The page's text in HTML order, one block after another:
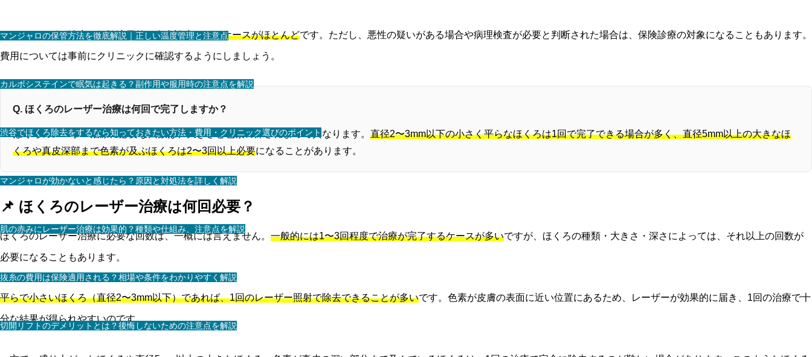
マンジャロの保管方法を徹底解説｜正しい温度管理と注意点
カルボシステインで眠気は起きる？副作用や服用時の注意点を解説
渋谷でほくろ除去をするなら知っておきたい方法・費用・クリニック選びのポイント
マンジャロが効かないと感じたら？原因と対処法を詳しく解説
肌の赤みにレーザー治療は効果的？種類や仕組み、注意点を解説
抜糸の費用は保険適用される？相場や条件をわかりやすく解説
切開リフトのデメリットとは？後悔しないための注意点を解説
また、レーザー治療は保険適用外の自由診療となるケースがほとんどです。ただし、悪性の疑いがある場合や病理検査が必要と判断された場合は、保険診療の対象になることもあります。
費用については事前にクリニックに確認するようにしましょう。
Q. ほくろのレーザー治療は何回で完了しますか？
ほくろのレーザー治療に必要な回数は、大きさと色素の深さによって異なります。 直径2〜3mm以下の小さく平らなほくろは1回で完了できる場合が多く、直径5mm以上の大きなほ
くろや真皮深部まで色素が及ぶほくろは2〜3回以上必要になることがあります。
📌 ほくろのレーザー治療は何回必要？
ほくろのレーザー治療に必要な回数は、一概には言えません。 一般的には1〜3回程度で治療が完了するケースが多いですが、ほくろの種類・大きさ・深さによっては、それ以上の回数が
必要になることもあります。
平らで小さいほくろ（直径2〜3mm以下）であれば、1回のレーザー照射で除去できることが多いです。色素が皮膚の表面に近い位置にあるため、レーザーが効果的に届き、1回の治療で十
分な結果が得られやすいのです。